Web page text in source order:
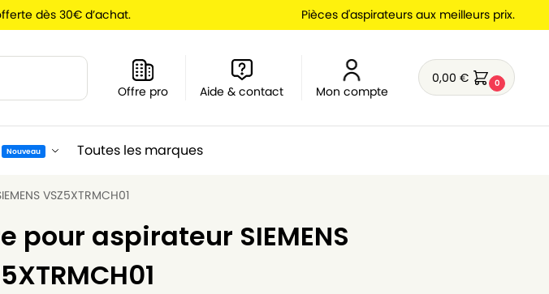
dès 30€ d’achat. Pièces d'aspirateurs aux meilleurs prix.
Offre pro Aide & contact Mon compte
0,00€ 0
Nouveau Toutes les marques
VSZ5XTRMCH01
pour aspirateur SIEMENS